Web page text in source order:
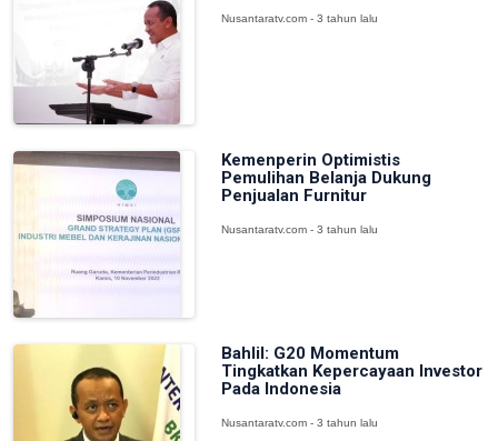
Nusantaratv.com - 3 tahun lalu
Kemenperin Optimistis
Pemulihan Belanja Dukung
Penjualan Furnitur
Nusantaratv.com - 3 tahun lalu
Bahlil: G20 Momentum
Tingkatkan Kepercayaan Investor
Pada Indonesia
Nusantaratv.com - 3 tahun lalu